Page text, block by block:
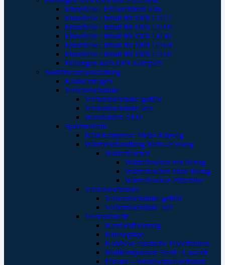
Einzelteile / Füllsortiment Kita
Einzelteile / Inhalt für DIN 13157
Einzelteile / Inhalt für DIN 13169
Einzelteile / Inhalt für DIN 14142
Einzelteile / Inhalt für DIN 13164
Einzelteile / Inhalt für DIN 13160
Füllungen nach DIN Komplett
Sanitätsraumausstattung
Krankentragen
Verbandschränke
Verbandschränke gefüllt
Verbandschränke leer
Wandkästen AED
Sportmedizin
Kältekompresse Mehr-/Einweg
Wärmebehandlung Mehr-/Einweg
Wärmflaschen
Wärmflaschen mit Bezug
Wärmflaschen ohne Bezug
Wärmflaschen Plüschtier
Verbandschränke
Verbandschränke gefüllt
Verbandschränke leer
Verbandstoffe
Kanülenfixierung
Kinesoptape
Kohäsive elastische Fixierbinden
Mullkompressen Steril / Unsteril
Pflaster – Wundschnellverbände